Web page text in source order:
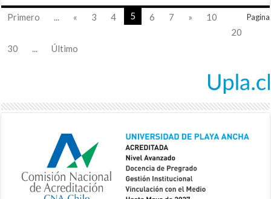
Pagina
Primero ... « 3 4 5 6 7 »
10
20
30
... Último